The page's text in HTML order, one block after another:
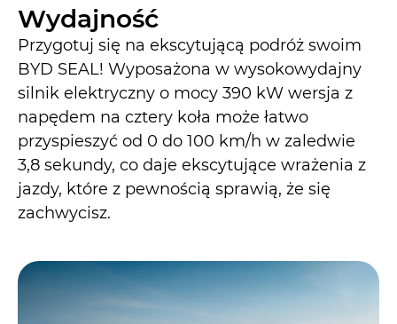
Wydajność
Przygotuj się na ekscytującą podróż swoim
BYD SEAL! Wyposażona w wysokowydajny
silnik elektryczny o mocy 390 kW wersja z
napędem na cztery koła może łatwo
przyspieszyć od 0 do 100 km/h w zaledwie
3,8 sekundy, co daje ekscytujące wrażenia z
jazdy, które z pewnością sprawią, że się
zachwycisz.